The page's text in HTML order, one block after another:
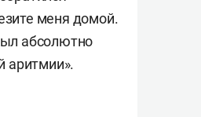
меня домой.
абсолютно
аритмии».